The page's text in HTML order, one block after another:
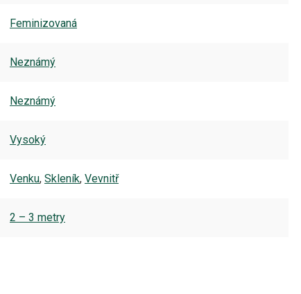
Feminizovaná
Neznámý
Neznámý
Vysoký
Venku, Skleník, Vevnitř
2 – 3 metry